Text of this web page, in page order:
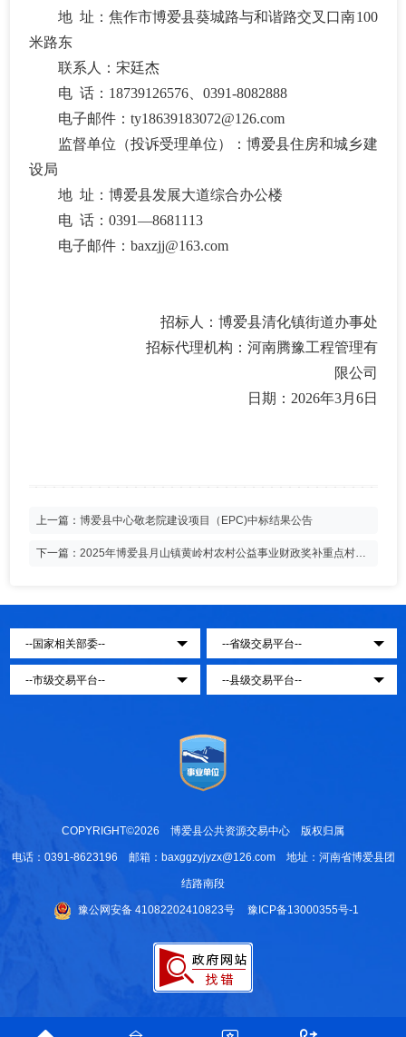
地 址：焦作市博爱县葵城路与和谐路交叉口南100
米路东
联系人：宋廷杰
电 话： 18739126576、0391-8082888
电子邮件： ty18639183072@126.com
监督单位（投诉受理单位）
：博爱县住房和城乡建
设局
地 址： 博爱县发展大道综合办公楼
电 话： 0391—8681113
电子邮件： baxzjj@163.com
招标人： 博爱县清化镇街道办事处
招标代理机构： 河南腾豫工程管理有
限公司
日期： 2026年3月 6日
上一篇：博爱县中心敬老院建设项目（EPC)中标结果公告
下一篇：2025年博爱县月山镇黄岭村农村公益事业财政奖补重点村采
COPYRIGHT©2026 博爱县公共资源交易中心 版权归属
电话：0391-8623196 邮箱：baxggzyjyzx@126.com 地址：河南省博爱县团
结路南段
豫公网安备 41082202410823号 豫ICP备13000355号-1